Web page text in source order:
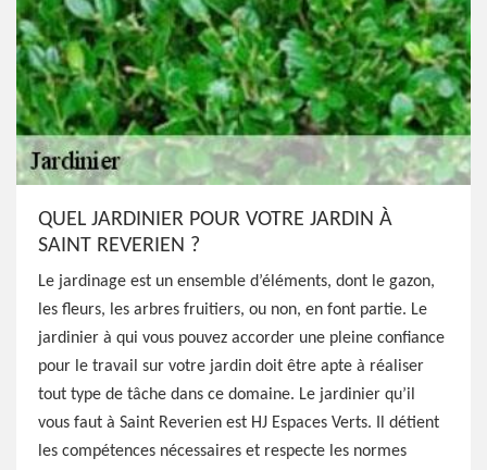
QUEL JARDINIER POUR VOTRE JARDIN À
SAINT REVERIEN ?
Le jardinage est un ensemble d’éléments, dont le gazon,
les fleurs, les arbres fruitiers, ou non, en font partie. Le
jardinier à qui vous pouvez accorder une pleine confiance
pour le travail sur votre jardin doit être apte à réaliser
tout type de tâche dans ce domaine. Le jardinier qu’il
vous faut à Saint Reverien est HJ Espaces Verts. Il détient
les compétences nécessaires et respecte les normes